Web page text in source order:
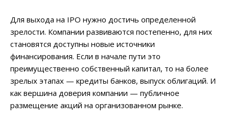
Для выхода на IPO нужно достичь определенной
зрелости. Компании развиваются постепенно, для них
становятся доступны новые источники
финансирования. Если в начале пути это
преимущественно собственный капитал, то на более
зрелых этапах — кредиты банков, выпуск облигаций. И
как вершина доверия компании — публичное
размещение акций на организованном рынке.